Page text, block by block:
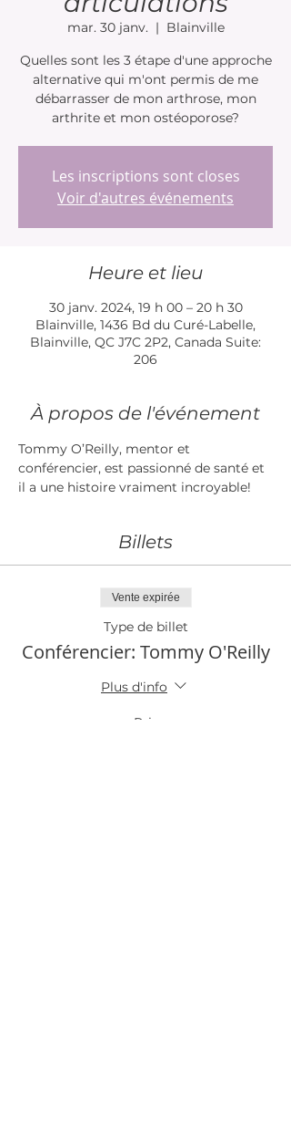
mar. 30 janv.
  |
Blainville
Quelles sont les 3 étape d'une approche
alternative qui m'ont permis de me
débarrasser de mon arthrose, mon
arthrite et mon ostéoporose?
Les inscriptions sont closes
Voir d'autres événements
Heure et lieu
30 janv. 2024, 19 h 00 – 20 h 30
Blainville, 1436 Bd du Curé-Labelle,
Blainville, QC J7C 2P2, Canada Suite:
206
À propos de l'événement
Tommy O’Reilly, mentor et
conférencier, est passionné de santé et
il a une histoire vraiment incroyable!
Billets
Vente expirée
Type de billet
Conférencier: Tommy O'Reilly
Plus d'info
Prix